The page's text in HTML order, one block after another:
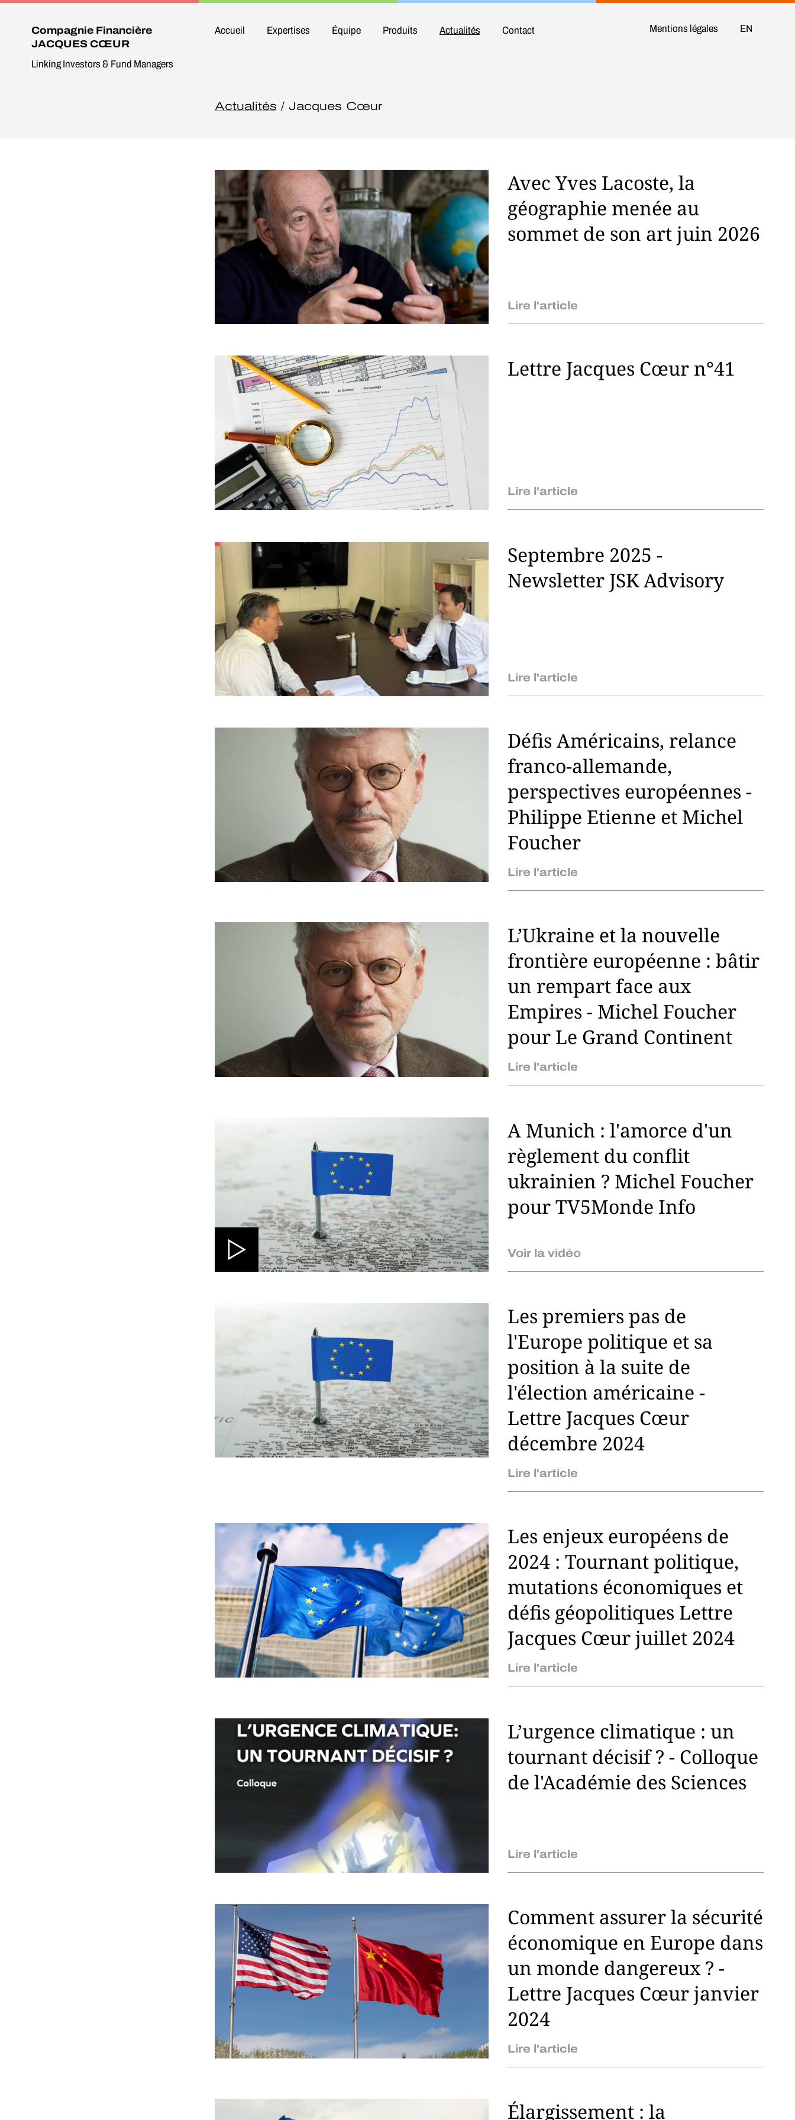
Accueil Expertises Équipe Produits Actualités Contact Mentions légales
Actualités / Jacques Cœur
Avec Yves Lacoste, la
géographie menée au
sommet de son art juin 2026
Lire l'article
Lettre Jacques Cœur n°41
Lire l'article
Septembre 2025 -
Newsletter JSK Advisory
Lire l'article
Défis Américains, relance
franco-allemande,
perspectives européennes -
Philippe Etienne et Michel
Foucher
Lire l'article
L’Ukraine et la nouvelle
frontière européenne : bâtir
un rempart face aux
Empires - Michel Foucher
pour Le Grand Continent
Lire l'article
A Munich : l'amorce d'un
règlement du conflit
ukrainien ? Michel Foucher
pour TV5Monde Info
Voir la vidéo
Les premiers pas de
l'Europe politique et sa
position à la suite de
l'élection américaine -
Lettre Jacques Cœur
décembre 2024
Lire l'article
Les enjeux européens de
2024 : Tournant politique,
mutations économiques et
défis géopolitiques Lettre
Jacques Cœur juillet 2024
Lire l'article
L’urgence climatique : un
tournant décisif ? - Colloque
de l'Académie des Sciences
Lire l'article
Comment assurer la sécurité
économique en Europe dans
un monde dangereux ? -
Lettre Jacques Cœur janvier
2024
Lire l'article
Élargissement : la
Compagnie Financière
JACQUES CŒUR
Linking Investors & Fund Managers
Compagnie Financière
JACQUES CŒUR
Linking Investors & Fund Managers